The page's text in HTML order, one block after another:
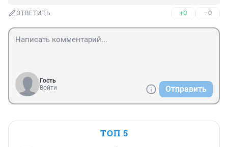
ОТВЕТИТЬ +0 –0
Гость
Войти
Отправить
ТОП 5